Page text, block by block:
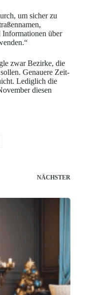
um sicher zu
Informationen über
zwar Bezirke, die
Genauere Zeit-
Lediglich die
diesen
NÄCHSTER